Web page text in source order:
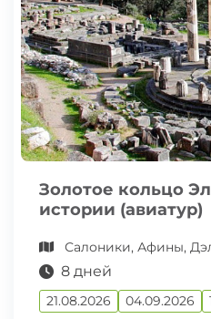
Золотое кольцо
истории (авиатур)
Салоники, Афины,
8 дней
21.08.2026 04.09.2026